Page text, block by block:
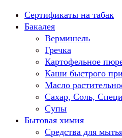
Перейти
содержанию
Сертификаты на табак
Бакалея
Вермишель
Гречка
Картофельное
Каши быстрого
Масло
Сахар, Соль,
Супы
Бытовая химия
Средства для